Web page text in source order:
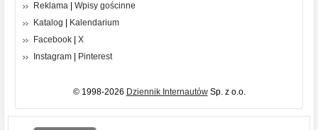
Reklama
Wpisy gościnne
Katalog
Kalendarium
Facebook
X
Instagram
Pinterest
© 1998-2026 Dziennik InternautówSp. z o.o.